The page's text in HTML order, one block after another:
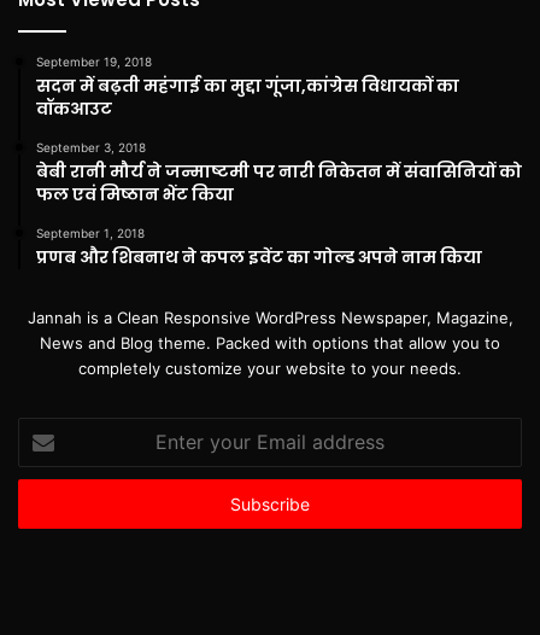
September 19, 2018
सदन में बढ़ती महंगाई का मुद्दा गूंजा,कांग्रेस विधायकों का
वॉकआउट
September 3, 2018
बेबी रानी मौर्य ने जन्माष्टमी पर नारी निकेतन में संवासिनियों को
फल एवं मिष्ठान भेंट किया
September 1, 2018
प्रणब और शिबनाथ ने कपल इवेंट का गोल्ड अपने नाम किया
Jannah is a Clean Responsive WordPress Newspaper, Magazine,
News and Blog theme. Packed with options that allow you to
completely customize your website to your needs.
your
Email